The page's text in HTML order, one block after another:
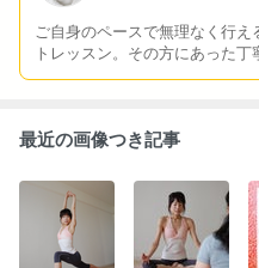
ご自身のペースで無理なく行
トレッスン。その方にあった丁
「板橋 ナツヨガ」検索！http//
最近の画像つき記事